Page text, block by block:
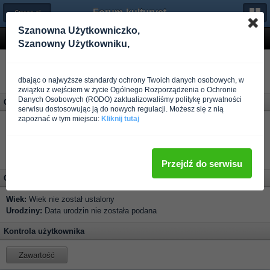
← Strona główna Forum-kulturystyka.pl
Profil użytkownika fitgirl
Osobiste
Grupa: Użytkownik
Osobiste
Wiek: Wiek nie został ustalony
Urodziny: Data urodzin nie została podana
Kontrola użytkownika
Zawartość
Szanowna Użytkowniczko,
Szanowny Użytkowniku,
dbając o najwyższe standardy ochrony Twoich danych osobowych, w
związku z wejściem w życie Ogólnego Rozporządzenia o Ochronie
Danych Osobowych (RODO) zaktualizowaliśmy politykę prywatności
serwisu dostosowując ją do nowych regulacji. Możesz się z nią
zapoznać w tym miejscu: Kliknij tutaj
Przejdź do serwisu